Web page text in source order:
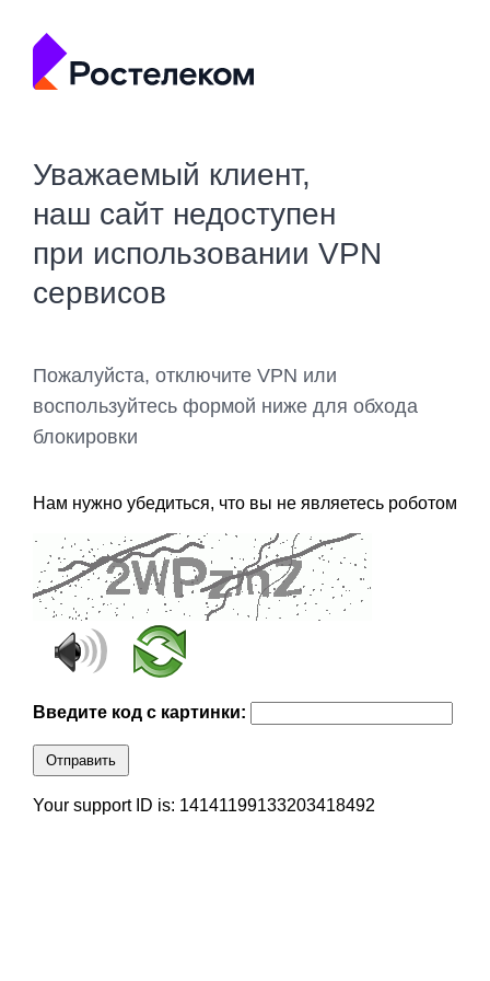
Уважаемый клиент,
наш сайт недоступен
при использовании VPN
сервисов
Пожалуйста, отключите VPN или
воспользуйтесь формой ниже для обхода
блокировки
Нам нужно убедиться, что вы не являетесь роботом
Введите код с картинки:
Отправить
Your support ID is: 14141199133203418492